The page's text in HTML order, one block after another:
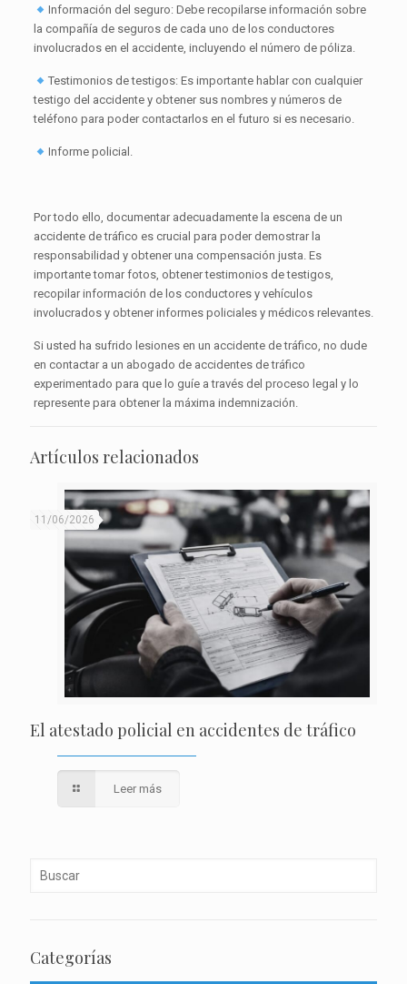
Información del seguro: Debe recopilarse información sobre
la compañía de seguros de cada uno de los conductores
involucrados en el accidente, incluyendo el número de póliza.
Testimonios de testigos: Es importante hablar con cualquier
testigo del accidente y obtener sus nombres y números de
teléfono para poder contactarlos en el futuro si es necesario.
Informe policial.
Por todo ello, documentar adecuadamente la escena de un
accidente de tráfico es crucial para poder demostrar la
responsabilidad y obtener una compensación justa. Es
importante tomar fotos, obtener testimonios de testigos,
recopilar información de los conductores y vehículos
involucrados y obtener informes policiales y médicos relevantes.
Si usted ha sufrido lesiones en un accidente de tráfico, no dude
en contactar a un abogado de accidentes de tráfico
experimentado para que lo guíe a través del proceso legal y lo
represente para obtener la máxima indemnización.
Artículos relacionados
11/06/2026
El atestado policial en accidentes de tráfico
Leer más
Categorías